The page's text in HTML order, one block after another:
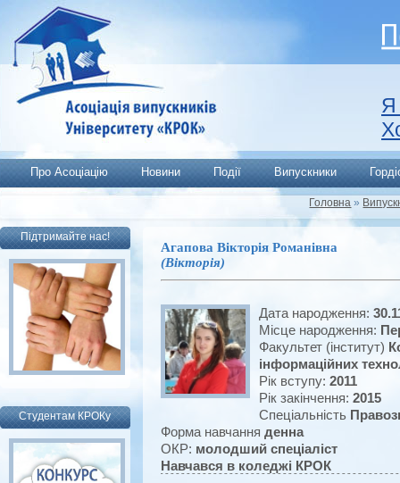
Я
Про Асоціацію Новини Події Випускники
Головна »
Студентам КРОКу
Підтримайте нас!
Агапова Вікторія Романівна
(Вікторія)
Дата народження:
Місце народження:
Факультет (інститут)
інформаційних
Рік вступу: 2011
Рік закінчення: 2015
Спеціальність
Форма навчання денна
ОКР: молодший спеціаліст
Навчався в коледжі КРОК